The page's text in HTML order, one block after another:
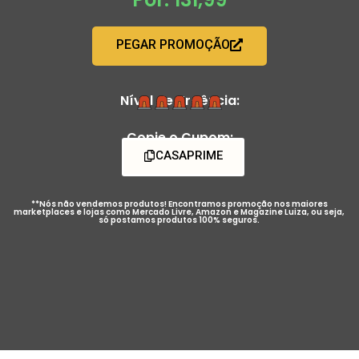
PEGAR PROMOÇÃO
Nível de Urgência:
Copie o Cupom:
CASAPRIME
**Nós não vendemos produtos! Encontramos promoção nos maiores
marketplaces e lojas como Mercado Livre, Amazon e Magazine Luiza, ou seja,
só postamos produtos 100% seguros.